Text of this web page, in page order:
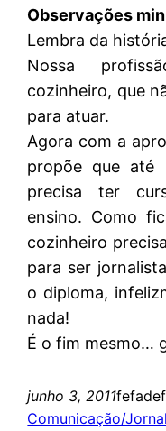
Observações
Lembra da
Nossa
cozinheiro, que
para atuar.
Agora com a
propõe que até
precisa ter
ensino. Como
cozinheiro
para ser
o diploma,
nada!
É o fim mesmo…
junho 3, 2011
Comunicação/